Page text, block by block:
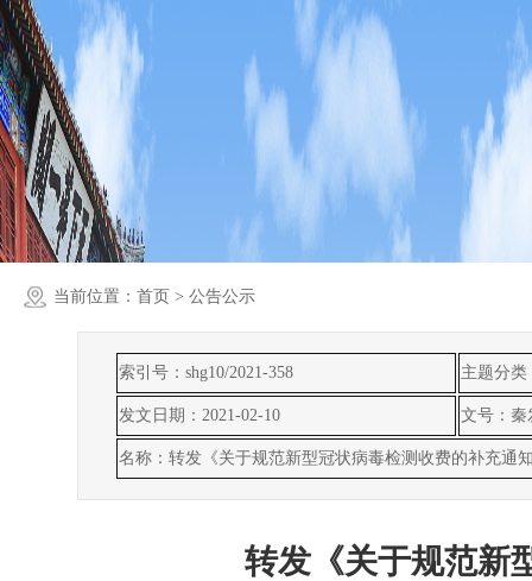
当前位置： 首页 > 公告公示
索引号：shg10/2021-358 主题分类
发文日期：2021-02-10 文号：秦
名称：转发《关于规范新型冠状病毒检测收费的补充通
转发《关于规范新